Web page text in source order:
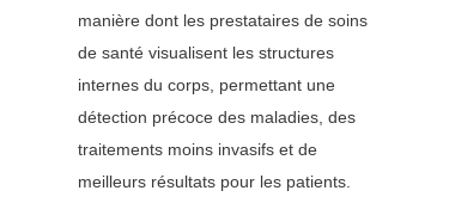
manière dont les prestataires de soins
de santé visualisent les structures
internes du corps, permettant une
détection précoce des maladies, des
traitements moins invasifs et de
meilleurs résultats pour les patients.